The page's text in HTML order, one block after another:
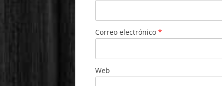
Correo electrónico *
Web